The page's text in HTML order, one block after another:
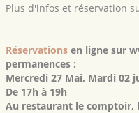
Plus d'infos et réservation
Réservations en ligne sur
permanences :
Mercredi 27 Mai, Mardi 02
De 17h à 19h
Au restaurant le comptoir,